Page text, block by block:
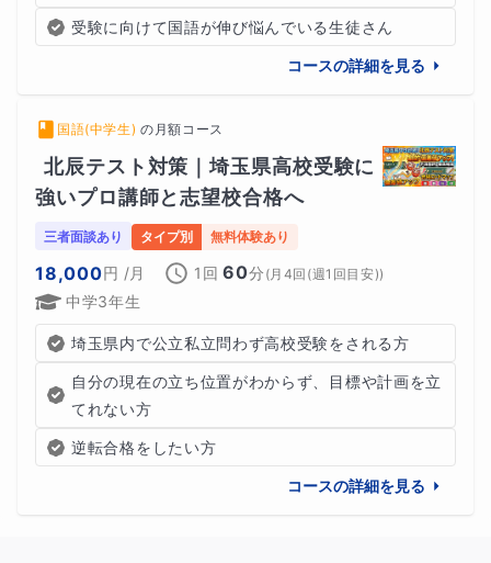
受験に向けて国語が伸び悩んでいる生徒さん
コースの詳細を見る
国語(中学生) の 月額コース
北辰テスト対策｜埼玉県高校受験に
強いプロ講師と志望校合格へ
三者面談あり タイプ別 無料体験あり
18,000円 /月 1回 60分 (月4回(週1回目安))
中学3年生
埼玉県内で公立私立問わず高校受験をされる方
自分の現在の立ち位置がわからず、目標や計画を立
てれない方
逆転合格をしたい方
コースの詳細を見る